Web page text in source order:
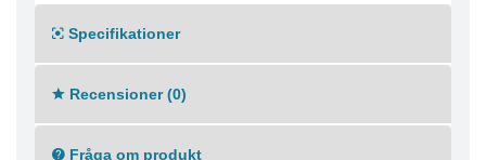
● Ger mycket slät och jämn yta
● Hög täckförmåga med följsam borst
● Ergonomiskt handtag i FSC-certifierat bokträ
● Proffskvalitet med hög prestanda
Användningsområde:
Specifikationer
Recensioner (0)
Fråga om produkt